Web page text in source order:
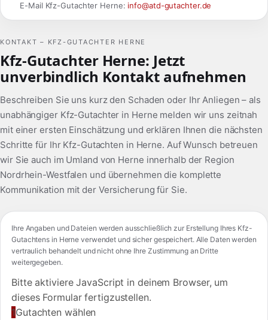
KONTAKT – KFZ-GUTACHTER HERNE
Kfz-Gutachter Herne: Jetzt
unverbindlich Kontakt aufnehmen
Beschreiben Sie uns kurz den Schaden oder Ihr Anliegen – als
unabhängiger Kfz-Gutachter in Herne melden wir uns zeitnah
mit einer ersten Einschätzung und erklären Ihnen die nächsten
Schritte für Ihr Kfz-Gutachten in Herne. Auf Wunsch betreuen
wir Sie auch im Umland von Herne innerhalb der Region
Nordrhein-Westfalen und übernehmen die komplette
Kommunikation mit der Versicherung für Sie.
Ihre Angaben und Dateien werden ausschließlich zur Erstellung Ihres Kfz-
Gutachtens in Herne verwendet und sicher gespeichert. Alle Daten werden
vertraulich behandelt und nicht ohne Ihre Zustimmung an Dritte
weitergegeben.
Bitte aktiviere JavaScript in deinem Browser, um
dieses Formular fertigzustellen.
1Gutachten wählen
E-Mail Kfz-Gutachter Herne: info@atd-gutachter.de